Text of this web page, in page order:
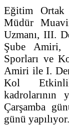
Eğitim Ortak
Müdür
Uzmanı, III.
Şube
Sporları ve
Amiri ile I.
Kol
kadrolarının
Çarşamba
günü yapılıyor.